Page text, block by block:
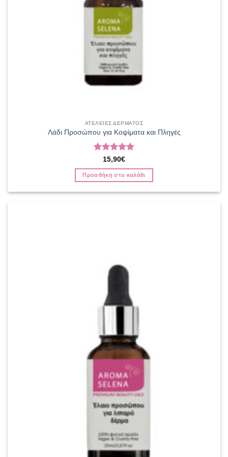
ΑΤΕΛΕΙΕΣ ΔΕΡΜΑΤΟΣ
Λάδι Προσώπου για Κοψίματα και Πληγές
Βαθμολογήθηκε
με5από 5
15,90€
Προσθήκη στο καλάθι